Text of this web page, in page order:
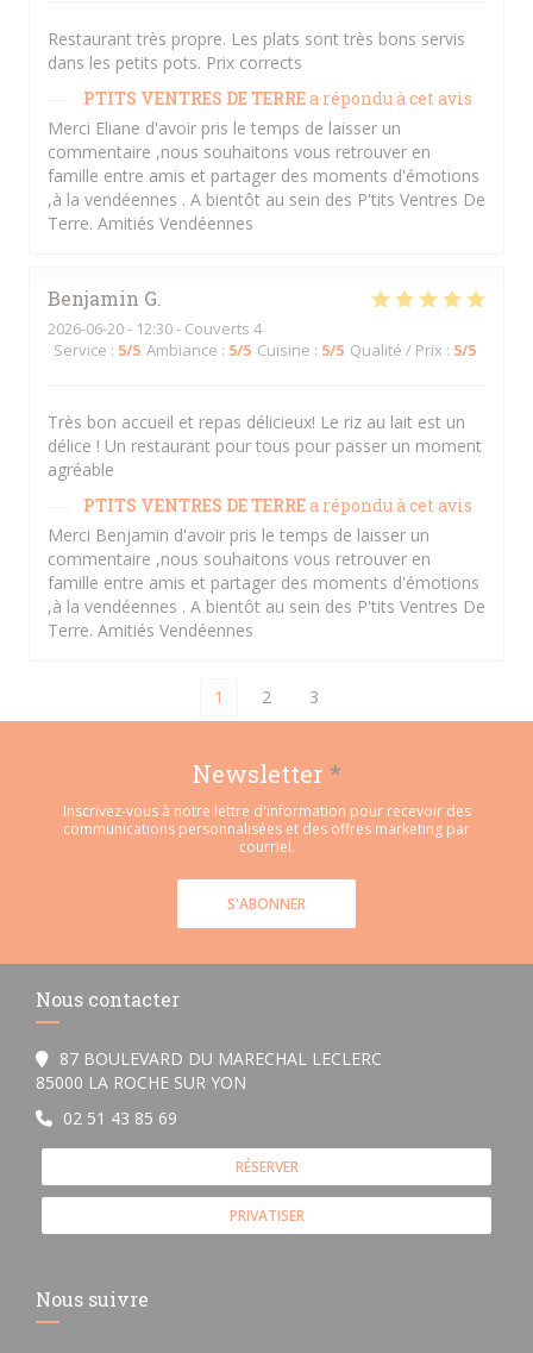
Restaurant très propre. Les plats sont très bons servis
dans les petits pots. Prix corrects
PTITS VENTRES DE TERREa répondu à cet avis
Merci Eliane d'avoir pris le temps de laisser un
commentaire ,nous souhaitons vous retrouver en
famille entre amis et partager des moments d'émotions
,à la vendéennes . A bientôt au sein des P'tits Ventres De
Terre. Amitiés Vendéennes
Benjamin G
2026-06-20- 12:30 - Couverts 4
Service : 5/5 Ambiance : 5/5 Cuisine : 5/5 Qualité / Prix : 5/5
Très bon accueil et repas délicieux! Le riz au lait est un
délice ! Un restaurant pour tous pour passer un moment
agréable
PTITS VENTRES DE TERREa répondu à cet avis
Merci Benjamin d'avoir pris le temps de laisser un
commentaire ,nous souhaitons vous retrouver en
famille entre amis et partager des moments d'émotions
,à la vendéennes . A bientôt au sein des P'tits Ventres De
Terre. Amitiés Vendéennes
1 2 3
Newsletter *
Inscrivez-vous à notre lettre d'information pour recevoir des
communications personnalisées et des offres marketing par
courriel.
S'ABONNER
Nous contacter
87 BOULEVARD DU MARECHAL LECLERC
85000 LA ROCHE SUR YON
02 51 43 85 69
RÉSERVER
PRIVATISER
Nous suivre